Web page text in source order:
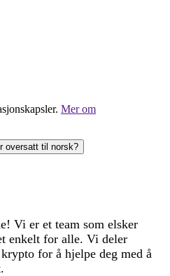
Mer om
oversatt til norsk?
Vi er et team som elsker
enkelt for alle. Vi deler
for å hjelpe deg med å